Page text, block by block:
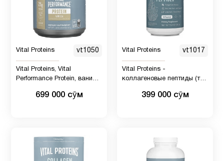
Vital Proteins vt1050
Vital Proteins, Vital
Performance Protein, ваниль,
699 000 сӯм
Vital Proteins vt1017
Vital Proteins -
коллагеновые пептиды (тип
для кожи, волос, ногтей и
канистра 9,33 унции
399 000 сӯм